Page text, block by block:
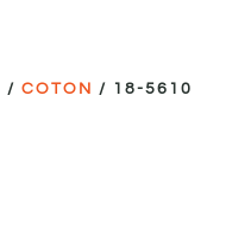
/COTON / 18-5610